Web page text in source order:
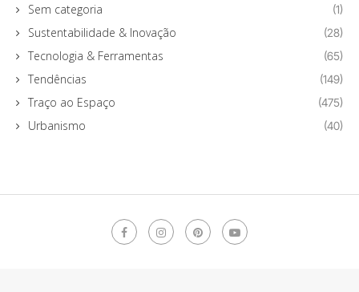
Sem categoria (1)
Sustentabilidade & Inovação (28)
Tecnologia & Ferramentas (65)
Tendências (149)
Traço ao Espaço (475)
Urbanismo (40)